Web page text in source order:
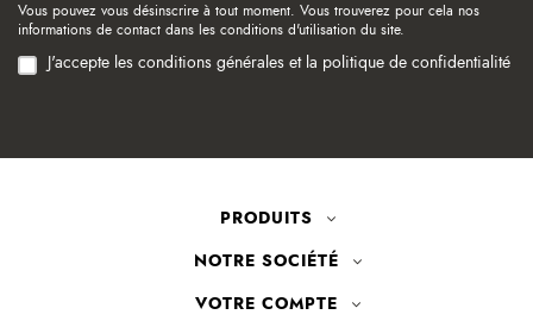
Vous pouvez vous désinscrire à tout moment. Vous trouverez pour cela nos
informations de contact dans les conditions d'utilisation du site.
J'accepte les conditions générales et la politique de confidentialité
PRODUITS
NOTRE SOCIÉTÉ
VOTRE COMPTE